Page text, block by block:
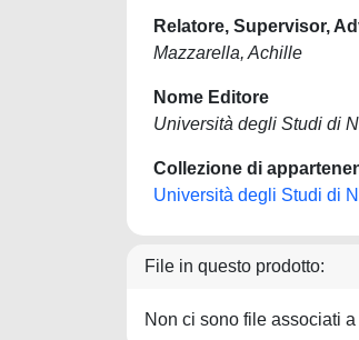
Relatore, Supervisor,
Mazzarella, Achille
Nome Editore
Università degli Studi di
Collezione di
Università degli Studi di
File in questo prodotto:
Non ci sono file associati